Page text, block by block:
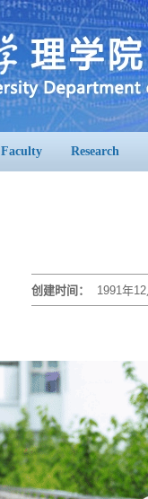
Faculty Research
创建时间： 1991年